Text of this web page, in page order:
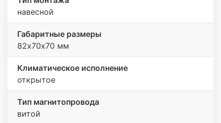
навесной
Габаритные размеры
82х70х70 мм
Климатическое исполнение
открытое
Тип магнитопровода
витой